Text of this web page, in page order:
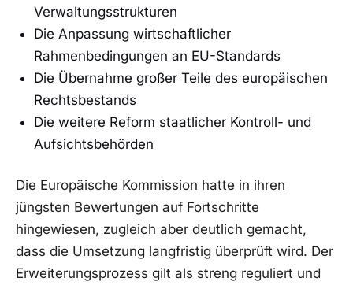
Verwaltungsstrukturen
Die Anpassung wirtschaftlicher
Rahmenbedingungen an EU-Standards
Die Übernahme großer Teile des europäischen
Rechtsbestands
Die weitere Reform staatlicher Kontroll- und
Aufsichtsbehörden
Die Europäische Kommission hatte in ihren
jüngsten Bewertungen auf Fortschritte
hingewiesen, zugleich aber deutlich gemacht,
dass die Umsetzung langfristig überprüft wird. Der
Erweiterungsprozess gilt als streng reguliert und